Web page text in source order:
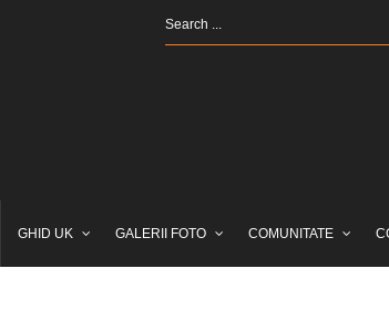
GHID UK GALERII FOTO COMUNITATE